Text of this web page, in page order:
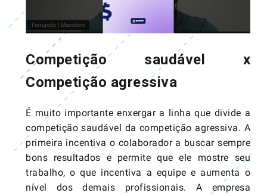
Competição saudável x
Competição agressiva
É muito importante enxergar a linha que divide a
competição saudável da competição agressiva. A
primeira incentiva o colaborador a buscar sempre
bons resultados e permite que ele mostre seu
trabalho, o que incentiva a equipe e aumenta o
nível dos demais profissionais. A empresa